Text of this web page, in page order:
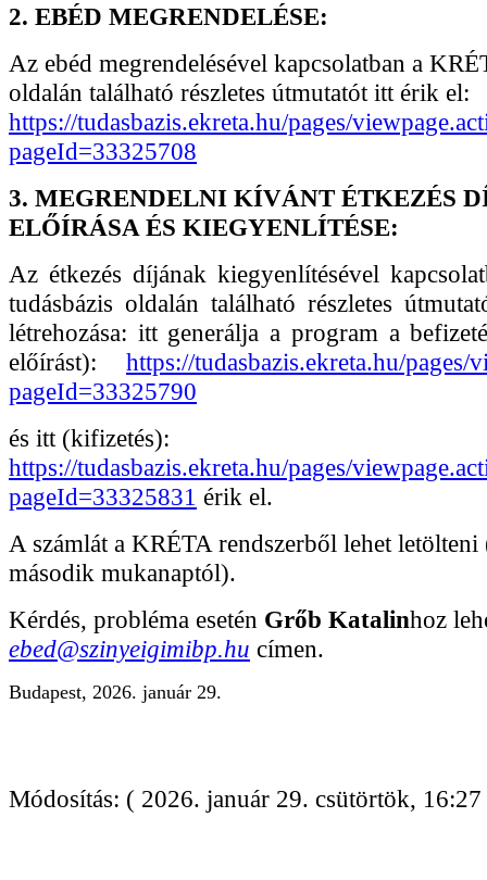
2. EBÉD MEGRENDELÉSE:
Az ebéd megrendelésével kapcsolatban a
oldalán található részletes útmutatót itt érik el:
https://tudasbazis.ekreta.hu/pages/
pageId=33325708
3. MEGRENDELNI KÍVÁNT ÉTKEZÉS
ELŐÍRÁSA ÉS KIEGYENLÍTÉSE:
Az étkezés díjának kiegyenlítésével
tudásbázis oldalán található részletes
létrehozása: itt generálja a program a
előírást): https://tudasbazis.ekreta.hu/pages/
pageId=33325790
és itt (kifizetés):
https://tudasbazis.ekreta.hu/pages/
pageId=33325831 érik el.
A számlát a KRÉTA rendszerből lehet letölteni
második mukanaptól).
Kérdés, probléma esetén Grőb Katalinhoz
ebed@szinyeigimibp.hu címen.
Budapest, 2026. január 29.
Módosítás: ( 2026. január 29. csütörtök,